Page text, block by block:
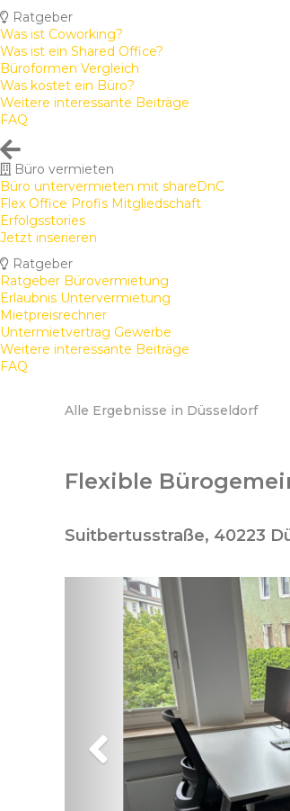
Ratgeber
Was ist Coworking?
Was ist ein Shared Office?
Büroformen Vergleich
Was kostet ein Büro?
Weitere interessante Beiträge
FAQ
Büro vermieten
Büro untervermieten mit shareDnC
Flex Office Profis Mitgliedschaft
Erfolgsstories
Jetzt inserieren
Ratgeber
Ratgeber Bürovermietung
Erlaubnis Untervermietung
Mietpreisrechner
Untermietvertrag Gewerbe
Weitere interessante Beiträge
FAQ
Alle Ergebnisse in Düsseldorf
Flexible
Suitbertusstraße, 40223